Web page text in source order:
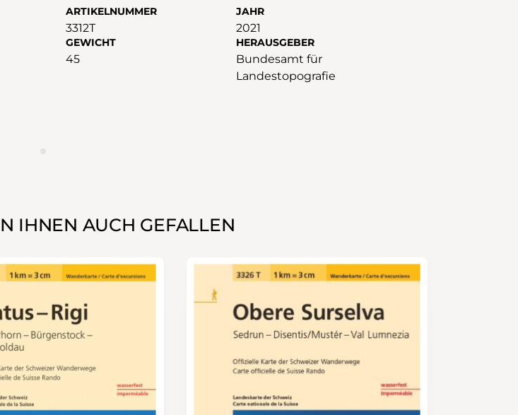
ARTIKELNUMMER
3312T
JAHR
2021
GEWICHT
45
HERAUSGEBER
Bundesamt für
Landestopografie
IHNEN AUCH GEFALLEN